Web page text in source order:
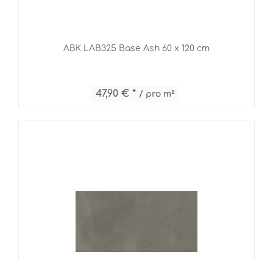
ABK LAB325 Base Ash 60 x 120 cm
47,90 € * / pro m²